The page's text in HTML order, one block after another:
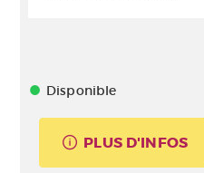
Disponible
PLUS D'INFOS